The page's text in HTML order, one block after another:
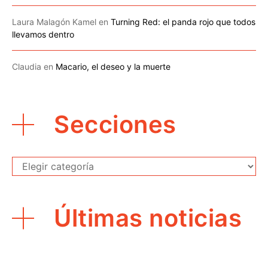
Laura Malagón Kamel en Turning Red: el panda rojo que todos
llevamos dentro
Claudia en Macario, el deseo y la muerte
Secciones
Secciones
Últimas noticias